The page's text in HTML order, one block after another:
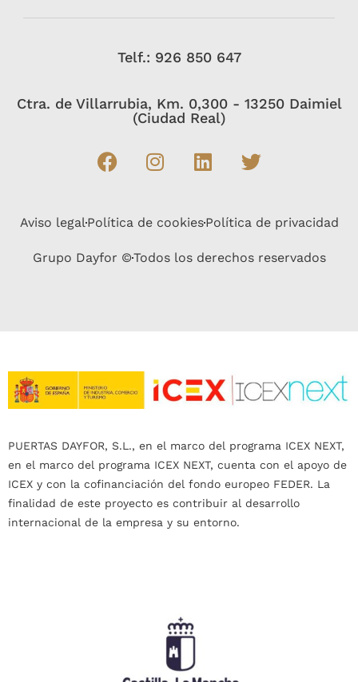
Telf.: 926 850 647
Ctra. de Villarrubia, Km. 0,300 - 13250 Daimiel
(Ciudad Real)
Aviso legalPolítica de cookiesPolítica de privacidad
Grupo Dayfor ©Todos los derechos reservados
PUERTAS DAYFOR, S.L., en el marco del programa ICEX NEXT,
en el marco del programa ICEX NEXT, cuenta con el apoyo de
ICEX y con la cofinanciación del fondo europeo FEDER. La
finalidad de este proyecto es contribuir al desarrollo
internacional de la empresa y su entorno.